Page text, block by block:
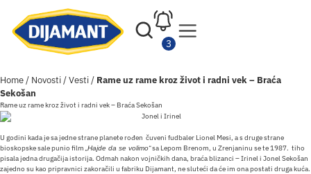
Home/ Novosti/Vesti/ Rame uz rame kroz život i radni vek – Braća
Sekošan
Rame uz rame kroz život i radni vek – Braća Sekošan
U godini kada je sa jedne strane planete rođen čuveni fudbaler Lionel Mesi, a s druge strane
bioskopske sale punio film „Hajde da se volimo“sa Lepom Brenom, u Zrenjaninu se te 1987. tiho
pisala jedna drugačija istorija. Odmah nakon vojničkih dana, braća blizanci – Irinel i Jonel Sekošan
zajedno su kao pripravnici zakoračili u fabriku Dijamant, ne sluteći da će im ona postati druga kuća.